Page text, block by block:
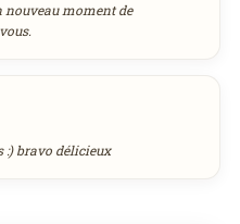
moment de
:) bravo délicieux